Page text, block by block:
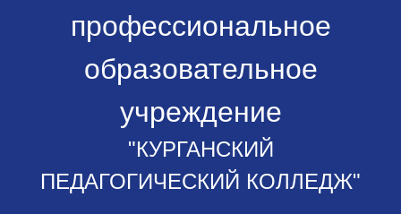
профессиональное
образовательное
учреждение
"КУРГАНСКИЙ
ПЕДАГОГИЧЕСКИЙ КОЛЛЕДЖ"